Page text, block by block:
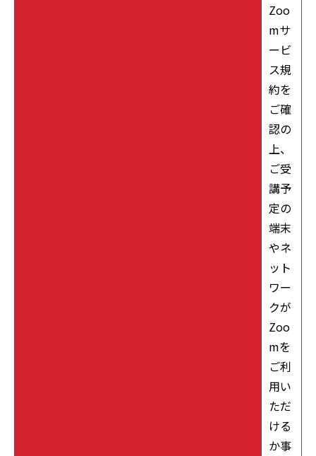
Zoo
mサ
ービ
ス規
約を
ご確
認の
上、
ご受
講予
定の
端末
やネ
ット
ワー
クが
Zoo
mを
ご利
用い
ただ
ける
か事